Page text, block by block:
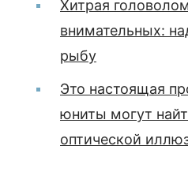
Хитрая
внимательных:
рыбу
Это настоящая
юниты могут
оптической